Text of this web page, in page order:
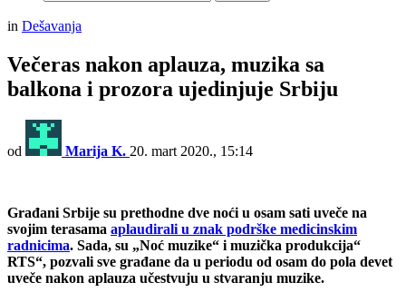
in Dešavanja
Večeras nakon aplauza, muzika sa
balkona i prozora ujedinjuje Srbiju
od Marija K. 20. mart 2020., 15:14
Građani Srbije su prethodne dve noći u osam sati uveče na
svojim terasama aplaudirali u znak podrške medicinskim
radnicima. Sada, su „Noć muzike“ i muzička produkcija“
RTS“, pozvali sve građane da u periodu od osam do pola devet
uveče nakon aplauza učestvuju u stvaranju muzike.